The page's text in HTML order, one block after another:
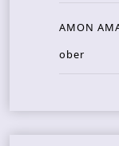
AMON
ober